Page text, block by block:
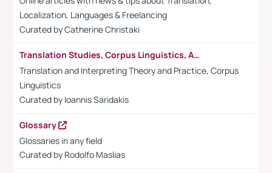
Localization, Languages & Freelancing
Curated byCatherine Christaki
Translation Studies, Corpus Linguistics, Academia
Translation and Interpreting Theory and Practice, Corpus
Linguistics
Curated by Ioannis Saridakis
Glossary
Glossaries in any field
Curated by Rodolfo Maslias